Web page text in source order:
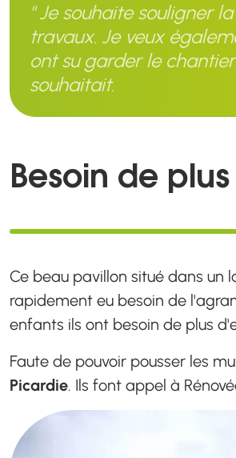
" Je souhaite souligner
travaux. Je veux
ont su garder le
souhaitait.
Besoin de
Ce beau pavillon situé dans
rapidement eu besoin de
enfants ils ont besoin de plus
Faute de pouvoir pousser les
Picardie. Ils font appel à